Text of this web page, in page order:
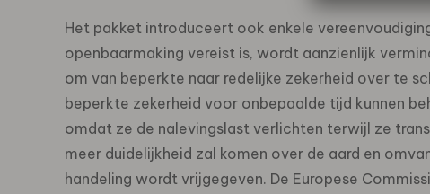
Het pakket introduceert ook enkele
openbaarmaking vereist is, wordt aanzienlijk
om van beperkte naar redelijke zekerheid over te
beperkte zekerheid voor onbepaalde tijd kunnen
omdat ze de nalevingslast verlichten terwijl ze
meer duidelijkheid zal komen over de aard en
handeling wordt vrijgegeven. De Europese